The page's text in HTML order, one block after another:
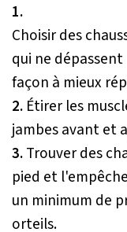
1.
Choisir des
qui ne
façon à mieux
2. Étirer les
jambes avant et
3.Trouver des
pied et
un minimum de
orteils.